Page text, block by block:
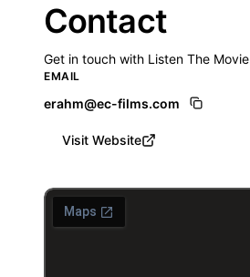
Contact
Get in touch with Listen The Movie
EMAIL
erahm@ec-films.com
Visit Website